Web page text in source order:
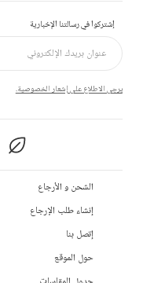
إشتركوا في رسالتنا الإخبارية
يرجى الاطلاع على إشعار الخصوصية.
الشحن و الأرجاع
إنشاء طلب الإرجاع
إتصل بنا
حول الموقع